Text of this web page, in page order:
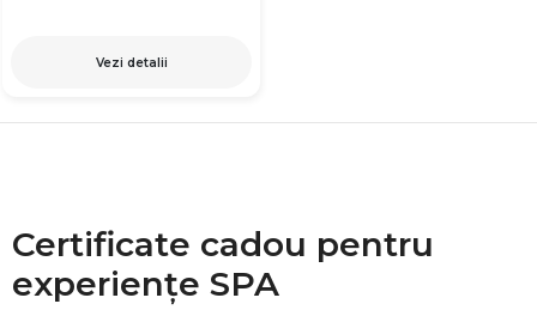
Vezi detalii
Certificate cadou pentru
experiențe SPA